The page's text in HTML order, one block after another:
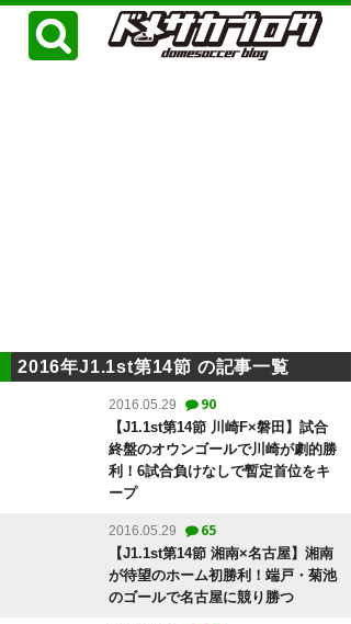
2016年J1.1st第14節 の記事一覧
2016.05.29 90
【J1.1st第14節 川崎F×磐田】試合
終盤のオウンゴールで川崎が劇的勝
利！6試合負けなしで暫定首位をキ
ープ
2016.05.29 65
【J1.1st第14節 湘南×名古屋】湘南
が待望のホーム初勝利！端戸・菊池
のゴールで名古屋に競り勝つ